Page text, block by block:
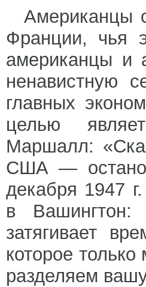
Американцы
Франции, чья
американцы и
ненавистную
главных
целью
Маршалл:
США —
декабря 1947
в Вашингтон:
затягивает
которое
разделяем